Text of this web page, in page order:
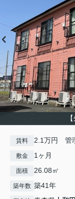
賃料 2.1万円 管
敷金 1ヶ月
面積 26.08㎡
築年数 築41年